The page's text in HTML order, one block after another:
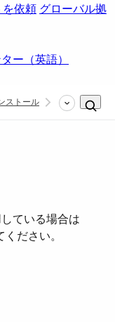
依頼 グローバル拠
ー（英語）
ストール 手動セットア
ている場合は
ださい。